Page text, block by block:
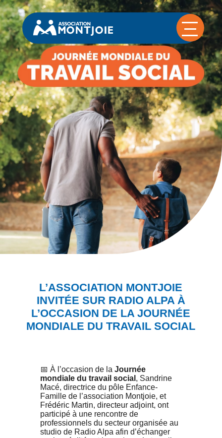
L’ASSOCIATION MONTJOIE
INVITÉE SUR RADIO ALPA À
L’OCCASION DE LA JOURNÉE
MONDIALE DU TRAVAIL SOCIAL
📅 À l’occasion de la Journée
mondiale du travail social , Sandrine
Macé, directrice du pôle Enfance-
Famille de l’association Montjoie, et
Frédéric Martin, directeur adjoint, ont
participé à une rencontre de
professionnels du secteur organisée au
studio de Radio Alpa afin d’échanger